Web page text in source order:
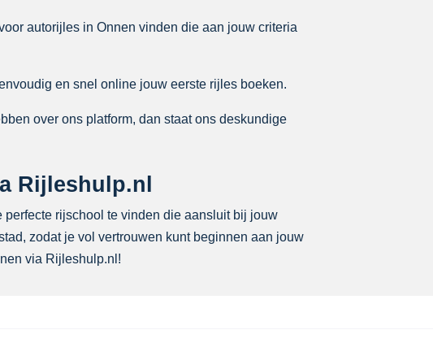
autorijles in Onnen vinden die aan jouw criteria
en snel online jouw eerste rijles boeken.
over ons platform, dan staat ons deskundige
Rijleshulp.nl
rijschool te vinden die aansluit bij jouw
zodat je vol vertrouwen kunt beginnen aan jouw
via Rijleshulp.nl!